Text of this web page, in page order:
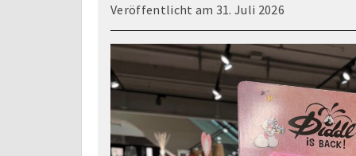
Veröffentlicht am 31. Juli 2026